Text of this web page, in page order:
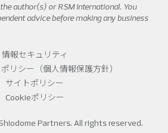
author(s) or RSM International. You
advice before making any business
情報セキュリティ
リシー（個人情報保護方針）
サイトポリシー
Cookieポリシー
Partners. All rights reserved.